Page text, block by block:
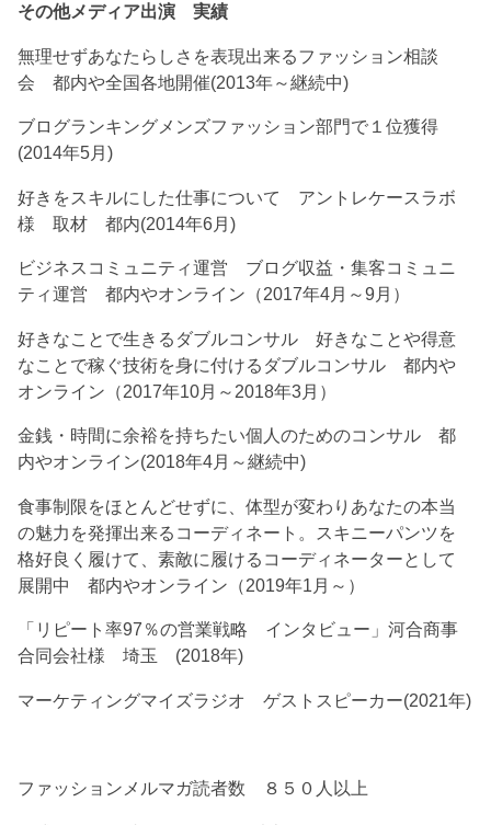
その他メディア出演 実績
無理せずあなたらしさを表現出来るファッション相談
会 都内や全国各地開催(2013年～継続中)
ブログランキングメンズファッション部門で１位獲得
(2014年5月)
好きをスキルにした仕事について アントレケースラボ
様 取材 都内(2014年6月)
ビジネスコミュニティ運営 ブログ収益・集客コミュニ
ティ運営 都内やオンライン（2017年4月～9月）
好きなことで生きるダブルコンサル 好きなことや得意
なことで稼ぐ技術を身に付けるダブルコンサル 都内や
オンライン（2017年10月～2018年3月）
金銭・時間に余裕を持ちたい個人のためのコンサル 都
内やオンライン(2018年4月～継続中)
食事制限をほとんどせずに、体型が変わりあなたの本当
の魅力を発揮出来るコーディネート。スキニーパンツを
格好良く履けて、素敵に履けるコーディネーターとして
展開中 都内やオンライン（2019年1月～）
「リピート率97％の営業戦略 インタビュー」河合商事
合同会社様 埼玉 (2018年)
マーケティングマイズラジオ ゲストスピーカー(2021年)
ファッションメルマガ読者数 ８５０人以上